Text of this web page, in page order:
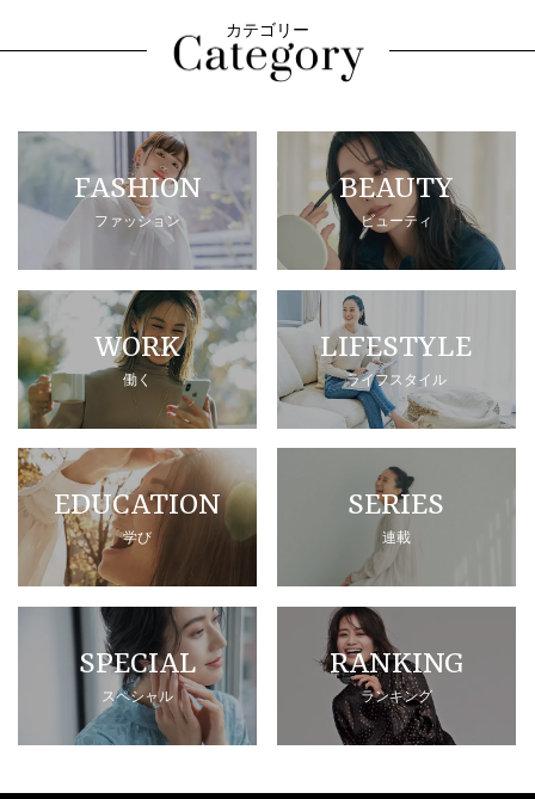
カテゴリー
FASHION
ファッション
BEAUTY
ビューティ
WORK
働く
LIFESTYLE
ライフスタイル
EDUCATION
学び
SERIES
連載
SPECIAL
スペシャル
RANKING
ランキング